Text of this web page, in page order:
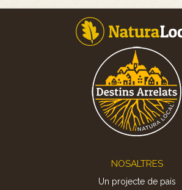
NOSALTRES
Un projecte de país